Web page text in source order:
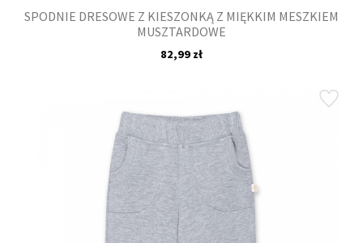
SPODNIE DRESOWE Z KIESZONKĄ Z MIĘKKIM MESZKIEM
MUSZTARDOWE
82,99 zł